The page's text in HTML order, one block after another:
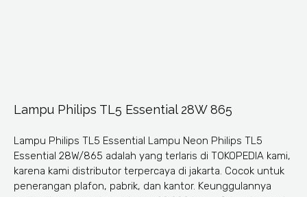
Lampu Philips TL5 Essential 28W 865
Lampu Philips TL5 Essential Lampu Neon Philips TL5
Essential 28W/865 adalah yang terlaris di TOKOPEDIA kami,
karena kami distributor terpercaya di jakarta. Cocok untuk
penerangan plafon, pabrik, dan kantor. Keunggulannya